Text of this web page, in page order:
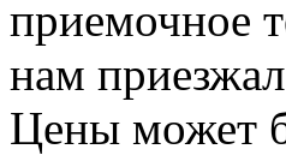
приемочное
нам
Цены может